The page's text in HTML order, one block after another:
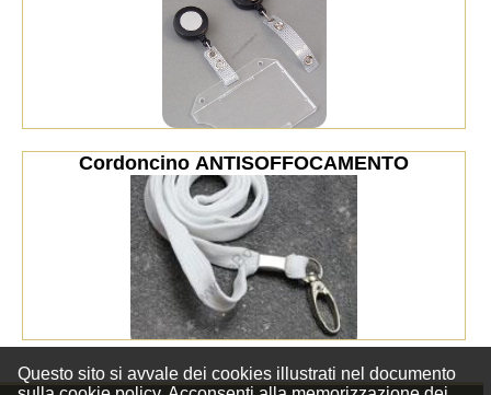
Questo sito si avvale dei cookies illustrati nel documento
Cordoncino ANTISOFFOCAMENTO